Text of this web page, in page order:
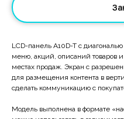
LCD-панель A10D-T с
меню, акций, описаний товаров
местах продаж. Экран с
для размещения контента в
сделать коммуникацию с
Модель выполнена в формате